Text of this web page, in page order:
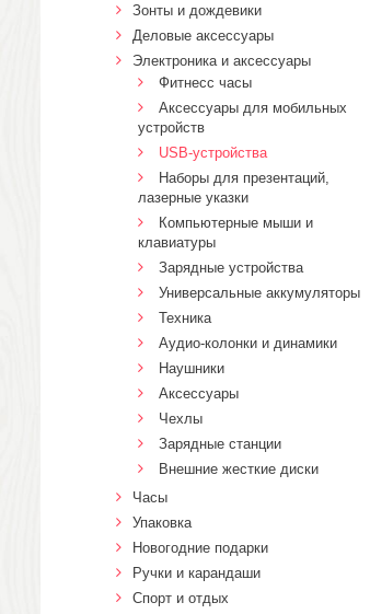
Зонты и дождевики
Деловые аксессуары
Электроника и аксессуары
Фитнесс часы
Аксессуары для мобильных
устройств
USB-устройства
Наборы для презентаций,
лазерные указки
Компьютерные мыши и
клавиатуры
Зарядные устройства
Универсальные аккумуляторы
Техника
Аудио-колонки и динамики
Наушники
Аксессуары
Чехлы
Зарядные станции
Внешние жесткие диски
Часы
Упаковка
Новогодние подарки
Ручки и карандаши
Спорт и отдых